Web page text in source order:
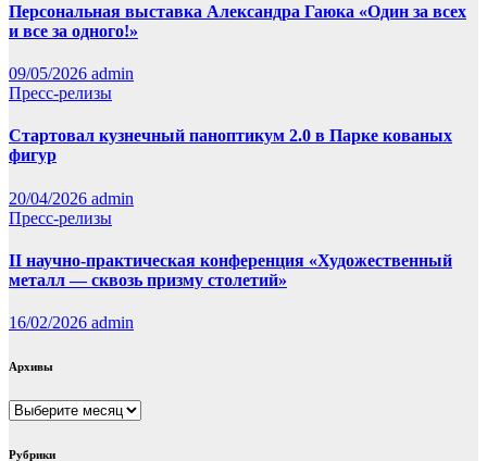
Персональная выставка Александра Гаюка «Один за всех
и все за одного!»
09/05/2026 admin
Пресс-релизы
Стартовал кузнечный паноптикум 2.0 в Парке кованых
фигур
20/04/2026 admin
Пресс-релизы
II научно-практическая конференция «Художественный
металл — сквозь призму столетий»
16/02/2026 admin
Архивы
Архивы
Рубрики